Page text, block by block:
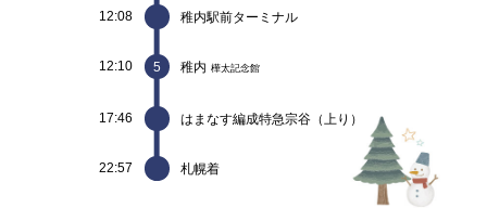
12:08 稚内駅前ターミナル
12:10 5 稚内 樺太記念館
17:46 はまなす編成特急宗谷（上り）
22:57 札幌着